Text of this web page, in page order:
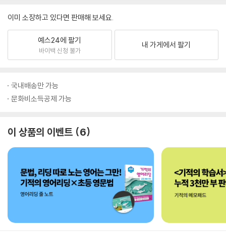
이미 소장하고 있다면 판매해 보세요.
예스24에 팔기
바이백 신청 불가
내 가게에서 팔기
국내배송만 가능
문화비소득공제 가능
이 상품의 이벤트 6